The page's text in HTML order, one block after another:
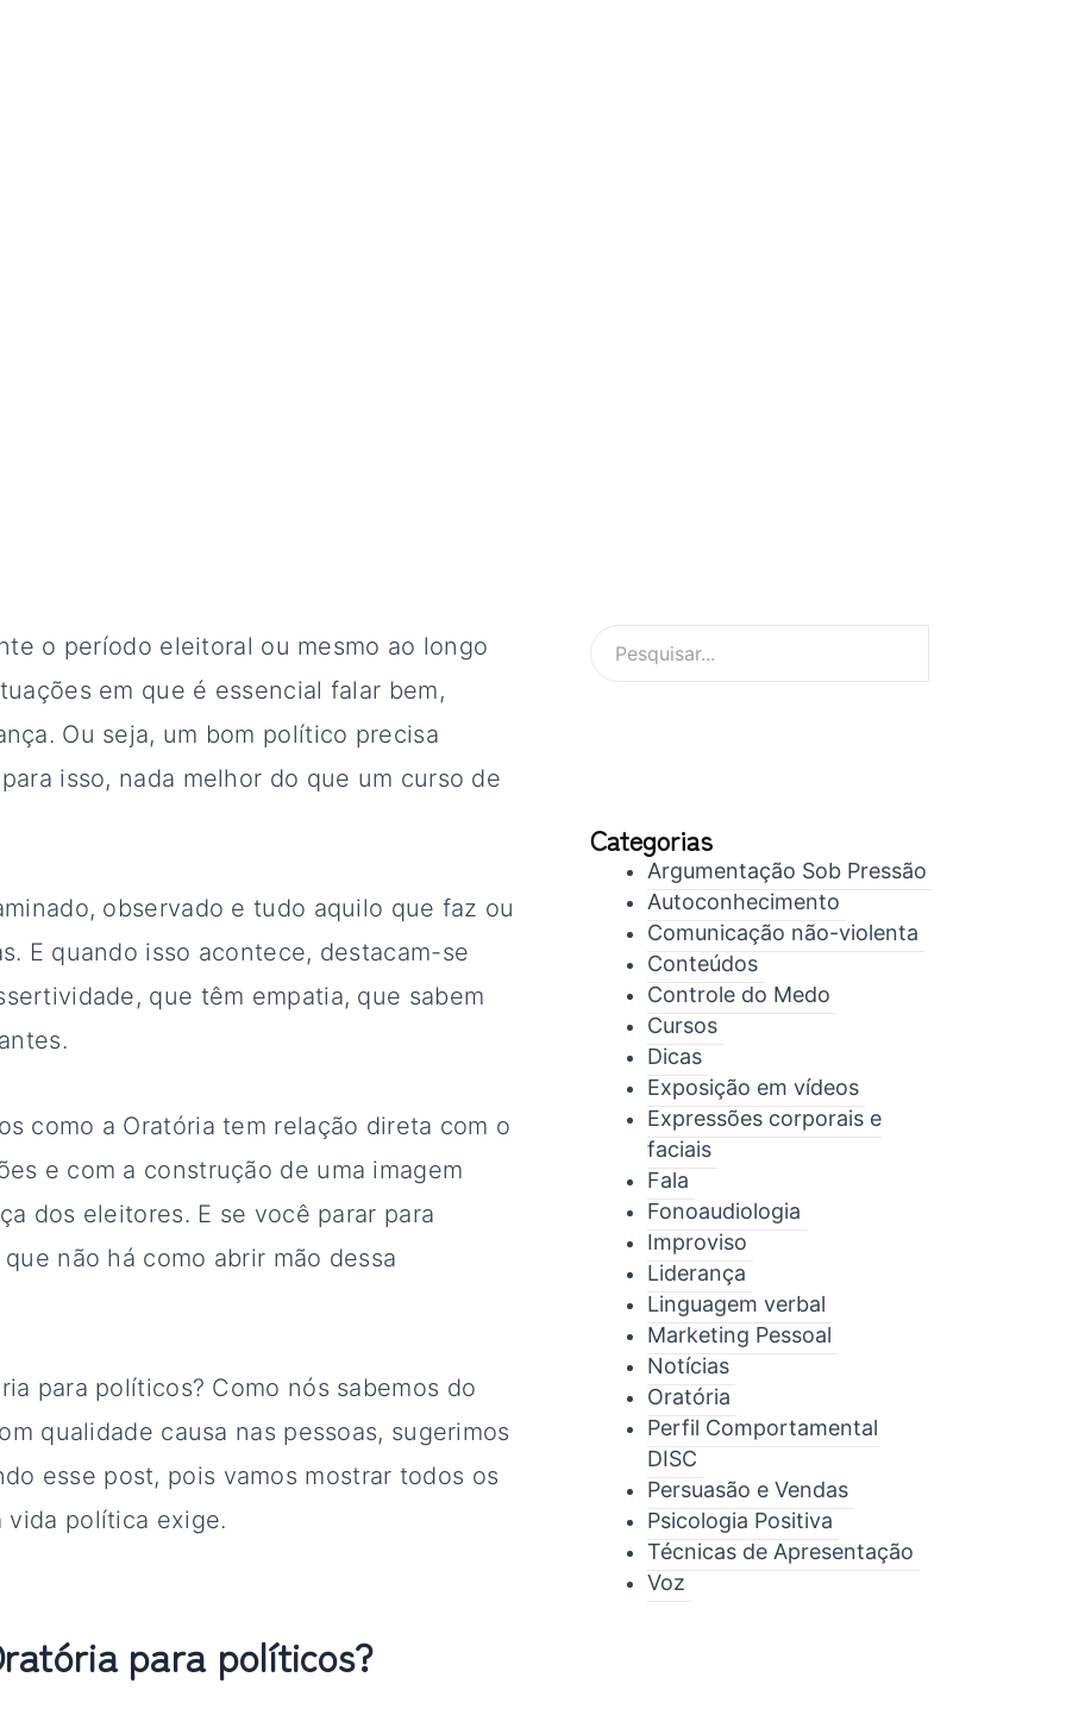
o período eleitoral ou mesmo ao longo
em que é essencial falar bem,
Ou seja, um bom político precisa
isso, nada melhor do que um curso de
observado e tudo aquilo que faz ou
E quando isso acontece, destacam-se
que têm empatia, que sabem
como a Oratória tem relação direta com o
e com a construção de uma imagem
dos eleitores. E se você parar para
não há como abrir mão dessa
para políticos? Como nós sabemos do
qualidade causa nas pessoas, sugerimos
esse post, pois vamos mostrar todos os
vida política exige.
para políticos?
Categorias
Argumentação Sob Pressão
Autoconhecimento
Comunicação não-violenta
Conteúdos
Controle do Medo
Cursos
Dicas
Exposição em vídeos
Expressões corporais e
faciais
Fala
Fonoaudiologia
Improviso
Liderança
Linguagem verbal
Marketing Pessoal
Notícias
Oratória
Perfil Comportamental
DISC
Persuasão e Vendas
Psicologia Positiva
Técnicas de Apresentação
Voz